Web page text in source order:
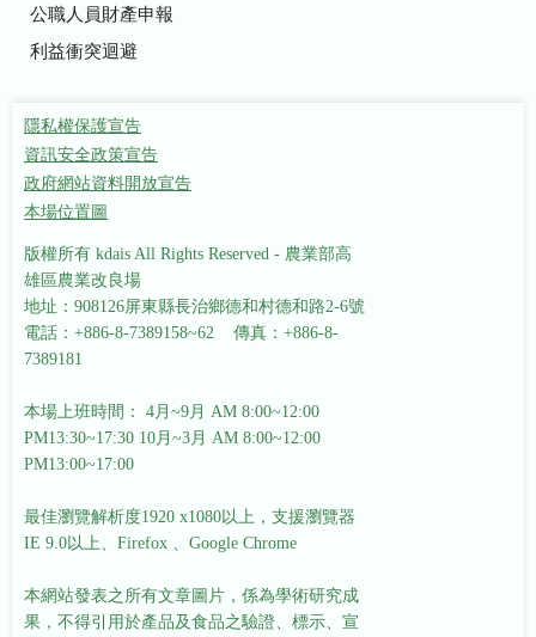
公職人員財產申報
利益衝突迴避
隱私權保護宣告
資訊安全政策宣告
政府網站資料開放宣告
本場位置圖
版權所有 kdais All Rights Reserved - 農業部高
雄區農業改良場
地址：908126屏東縣長治鄉德和村德和路2-6號
電話：+886-8-7389158~62 傳真：+886-8-
7389181
本場上班時間： 4月~9月 AM 8:00~12:00
PM13:30~17:30 10月~3月 AM 8:00~12:00
PM13:00~17:00
最佳瀏覽解析度1920 x1080以上，支援瀏覽器
IE 9.0以上、Firefox 、Google Chrome
本網站發表之所有文章圖片，係為學術研究成
果，不得引用於產品及食品之驗證、標示、宣